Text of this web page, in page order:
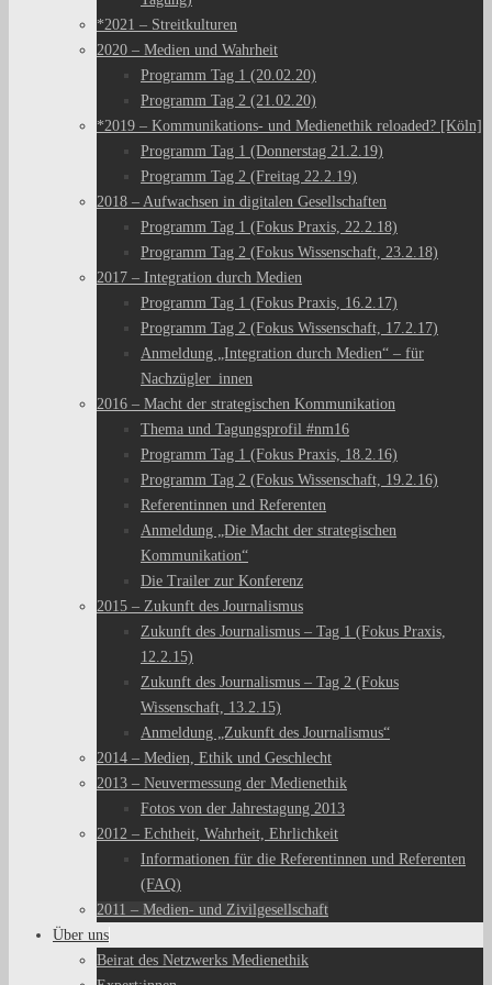
*2021 – Streitkulturen
2020 – Medien und Wahrheit
Programm Tag 1 (20.02.20)
Programm Tag 2 (21.02.20)
*2019 – Kommunikations- und Medienethik reloaded? [Köln]
Programm Tag 1 (Donnerstag 21.2.19)
Programm Tag 2 (Freitag 22.2.19)
2018 – Aufwachsen in digitalen Gesellschaften
Programm Tag 1 (Fokus Praxis, 22.2.18)
Programm Tag 2 (Fokus Wissenschaft, 23.2.18)
2017 – Integration durch Medien
Programm Tag 1 (Fokus Praxis, 16.2.17)
Programm Tag 2 (Fokus Wissenschaft, 17.2.17)
Anmeldung „Integration durch Medien“ – für
Nachzügler_innen
2016 – Macht der strategischen Kommunikation
Thema und Tagungsprofil #nm16
Programm Tag 1 (Fokus Praxis, 18.2.16)
Programm Tag 2 (Fokus Wissenschaft, 19.2.16)
Referentinnen und Referenten
Anmeldung „Die Macht der strategischen
Kommunikation“
Die Trailer zur Konferenz
2015 – Zukunft des Journalismus
Zukunft des Journalismus – Tag 1 (Fokus Praxis,
12.2.15)
Zukunft des Journalismus – Tag 2 (Fokus
Wissenschaft, 13.2.15)
Anmeldung „Zukunft des Journalismus“
2014 – Medien, Ethik und Geschlecht
2013 – Neuvermessung der Medienethik
Fotos von der Jahrestagung 2013
2012 – Echtheit, Wahrheit, Ehrlichkeit
Informationen für die Referentinnen und Referenten
(FAQ)
2011 – Medien- und Zivilgesellschaft
Über uns
Beirat des Netzwerks Medienethik